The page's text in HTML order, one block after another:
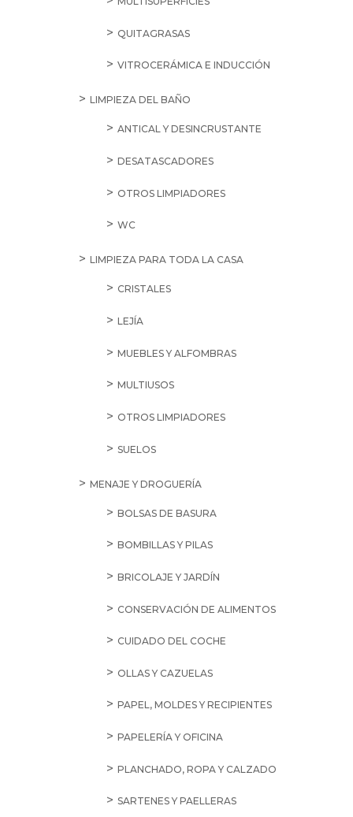
QUITAGRASAS
VITROCERÁMICA E INDUCCIÓN
LIMPIEZA DEL BAÑO
ANTICAL Y DESINCRUSTANTE
DESATASCADORES
OTROS LIMPIADORES
WC
LIMPIEZA PARA TODA LA CASA
CRISTALES
LEJÍA
MUEBLES Y ALFOMBRAS
MULTIUSOS
OTROS LIMPIADORES
SUELOS
MENAJE Y DROGUERÍA
BOLSAS DE BASURA
BOMBILLAS Y PILAS
BRICOLAJE Y JARDÍN
CONSERVACIÓN DE ALIMENTOS
CUIDADO DEL COCHE
OLLAS Y CAZUELAS
PAPEL, MOLDES Y RECIPIENTES
PAPELERÍA Y OFICINA
PLANCHADO, ROPA Y CALZADO
SARTENES Y PAELLERAS